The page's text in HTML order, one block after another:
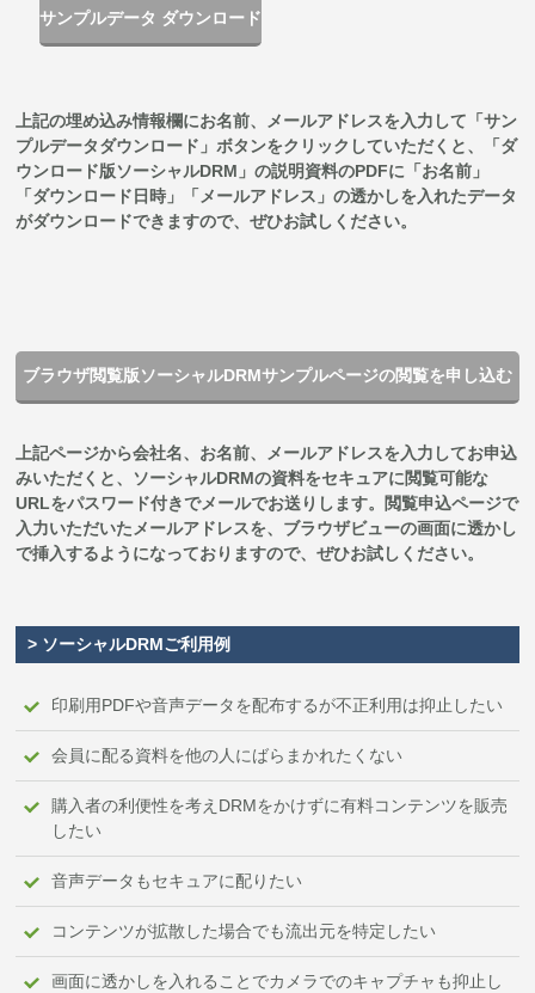
サンプルデータ ダウンロード
上記の埋め込み情報欄にお名前、メールアドレスを入力して「サン
プルデータダウンロード」ボタンをクリックしていただくと、「ダ
ウンロード版ソーシャルDRM」の説明資料のPDFに「お名前」
「ダウンロード日時」「メールアドレス」の透かしを入れたデータ
がダウンロードできますので、ぜひお試しください。
ブラウザ閲覧版ソーシャルDRMサンプルページの閲覧を申し込む
上記ページから会社名、お名前、メールアドレスを入力してお申込
みいただくと、ソーシャルDRMの資料をセキュアに閲覧可能な
URLをパスワード付きでメールでお送りします。閲覧申込ページで
入力いただいたメールアドレスを、ブラウザビューの画面に透かし
で挿入するようになっておりますので、ぜひお試しください。
> ソーシャルDRMご利用例
印刷用PDFや音声データを配布するが不正利用は抑止したい
会員に配る資料を他の人にばらまかれたくない
購入者の利便性を考えDRMをかけずに有料コンテンツを販売
したい
音声データもセキュアに配りたい
コンテンツが拡散した場合でも流出元を特定したい
画面に透かしを入れることでカメラでのキャプチャも抑止し